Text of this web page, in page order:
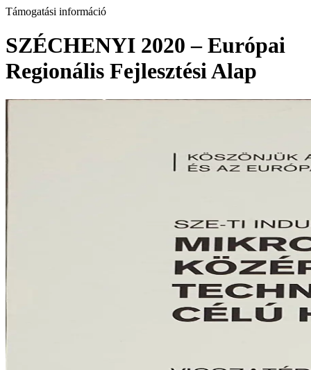
Támogatási információ
SZÉCHENYI 2020 – Európai
Regionális Fejlesztési Alap